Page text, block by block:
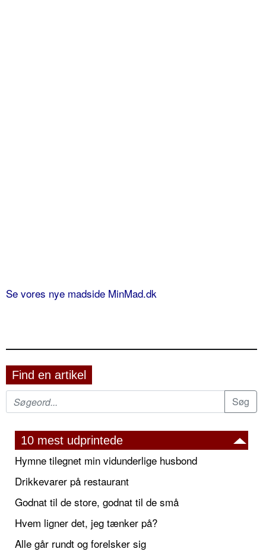
Se vores nye madside MinMad.dk
Find en artikel
10 mest udprintede
Hymne tilegnet min vidunderlige husbond
Drikkevarer på restaurant
Godnat til de store, godnat til de små
Hvem ligner det, jeg tænker på?
Alle går rundt og forelsker sig